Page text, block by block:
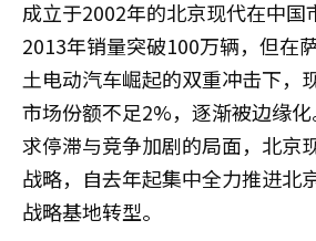
成立于2002年的北京现代在中国
2013年销量突破100万辆，但在
土电动汽车崛起的双重冲击下，
市场份额不足2%，逐渐被边缘
求停滞与竞争加剧的局面，北京
战略，自去年起集中全力推进北
战略基地转型。